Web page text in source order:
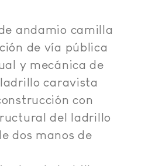
andamio camilla
de vía pública
y mecánica de
caravista
con
del ladrillo
dos manos de